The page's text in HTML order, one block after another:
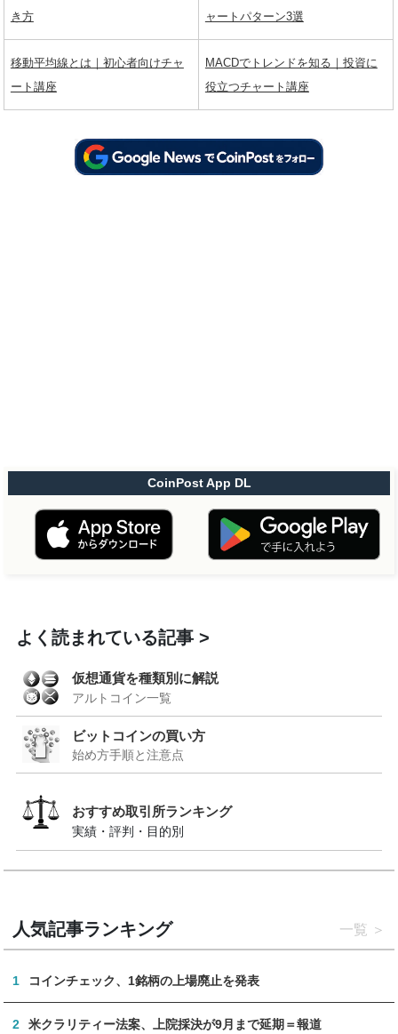
き方
ャートパターン3選
移動平均線とは｜初心者向けチャ
ート講座
MACDでトレンドを知る｜投資に
役立つチャート講座
CoinPost App DL
よく読まれている記事
仮想通貨を種類別に解説
アルトコイン一覧
ビットコインの買い方
始め方手順と注意点
おすすめ取引所ランキング
実績・評判・目的別
人気記事ランキング 一覧
1 コインチェック、1銘柄の上場廃止を発表
2 米クラリティー法案、上院採決が9月まで延期＝報道